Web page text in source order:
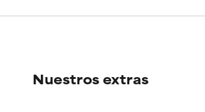
Nuestros extras